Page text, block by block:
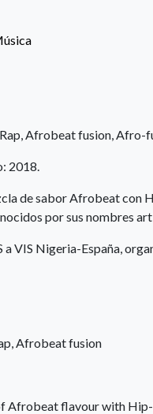
Afrobeat fusion, Afro-
2018.
de sabor Afrobeat con
por sus nombres
VIS Nigeria-España,
Afrobeat fusion
Afrobeat flavour with